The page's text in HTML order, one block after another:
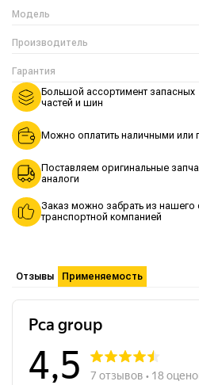
Модель
Производитель
Гарантия
Большой ассортимент запасных
частей и шин
Можно оплатить наличными или
Поставляем оригинальные
аналоги
Заказ можно забрать из нашего
транспортной компанией
Отзывы Применяемость